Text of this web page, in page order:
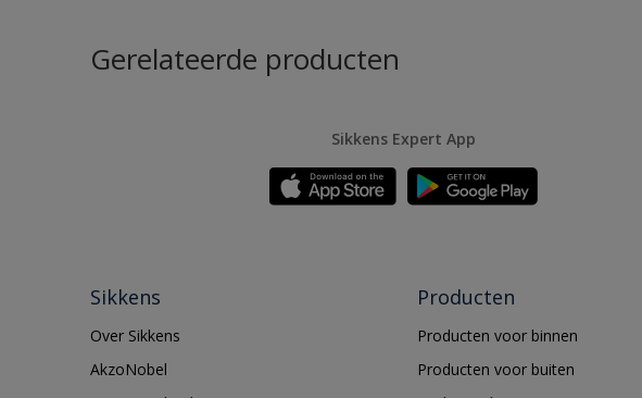
Gerelateerde producten
Sikkens Expert App
Sikkens
Over Sikkens
AkzoNobel
Producten
Producten voor binnen
Producten voor buiten